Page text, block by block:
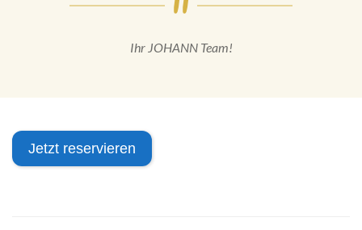
Ihr JOHANN Team!
Jetzt reservieren